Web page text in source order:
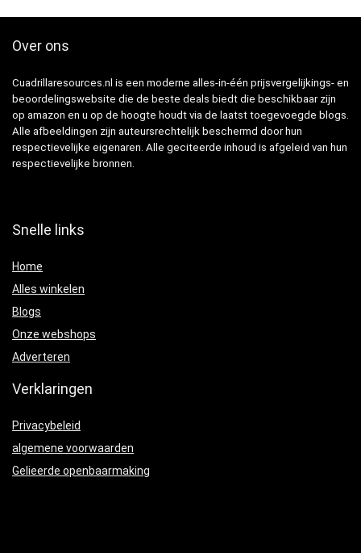
Over ons
Cuadrillaresources.nl is een moderne alles-in-één prijsvergelijkings- en
beoordelingswebsite die de beste deals biedt die beschikbaar zijn
op amazon en u op de hoogte houdt via de laatst toegevoegde blogs.
Alle afbeeldingen zijn auteursrechtelijk beschermd door hun
respectievelijke eigenaren. Alle geciteerde inhoud is afgeleid van hun
respectievelijke bronnen.
Snelle links
Home
Alles winkelen
Blogs
Onze webshops
Adverteren
Verklaringen
Privacybeleid
algemene voorwaarden
Gelieerde openbaarmaking